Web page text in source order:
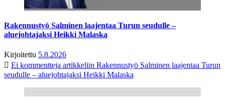
Rakennustyö Salminen laajentaa Turun seudulle –
aluejohtajaksi Heikki Malaska
Kirjoitettu 5.8.2026
Ei kommentteja artikkeliin Rakennustyö Salminen laajentaa Turun
seudulle – aluejohtajaksi Heikki Malaska